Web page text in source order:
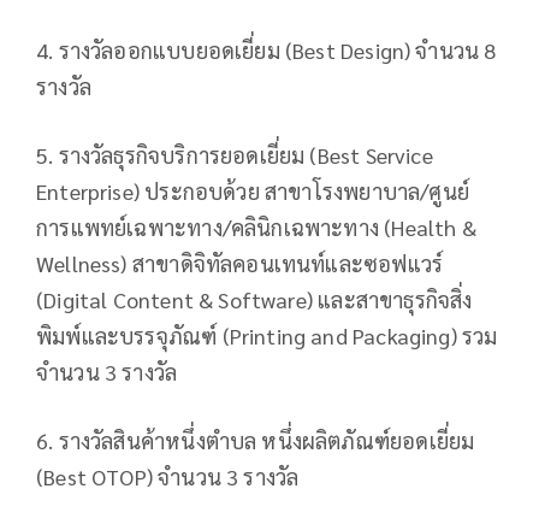
4. รางวัลออกแบบยอดเยี่ยม (Best Design) จำนวน 8
รางวัล
5. รางวัลธุรกิจบริการยอดเยี่ยม (Best Service
Enterprise) ประกอบด้วย สาขาโรงพยาบาล/ศูนย์
การแพทย์เฉพาะทาง/คลินิกเฉพาะทาง (Health &
Wellness) สาขาดิจิทัลคอนเทนท์และซอฟแวร์
(Digital Content & Software) และสาขาธุรกิจสิ่ง
พิมพ์และบรรจุภัณฑ์ (Printing and Packaging) รวม
จำนวน 3 รางวัล
6. รางวัลสินค้าหนึ่งตำบล หนึ่งผลิตภัณฑ์ยอดเยี่ยม
(Best OTOP) จำนวน 3 รางวัล